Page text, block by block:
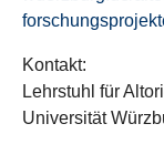
Kontakt:
Lehrstuhl für
Universität